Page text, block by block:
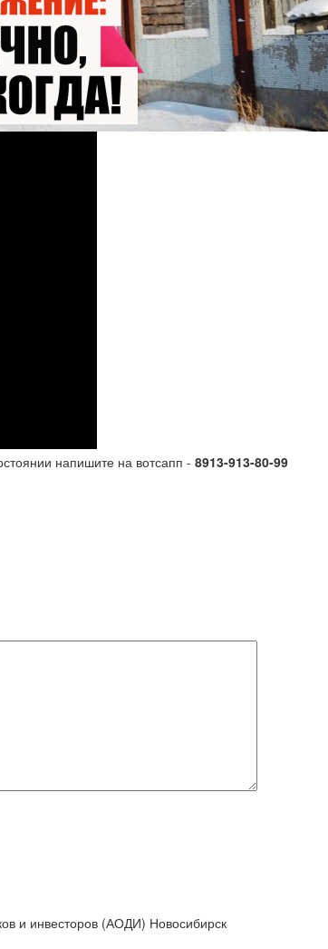
напишите на вотсапп - 8913-913-80-99
и инвесторов (АОДИ) Новосибирск